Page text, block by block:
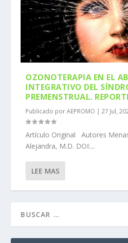
OZONOTERAPIA EN EL
INTEGRATIVO DEL
PREMENSTRUAL.
Publicado porAEPROMO |27 Jul,
Artículo Original Autores
Alejandra, M.D. DOI:...
LEE MAS